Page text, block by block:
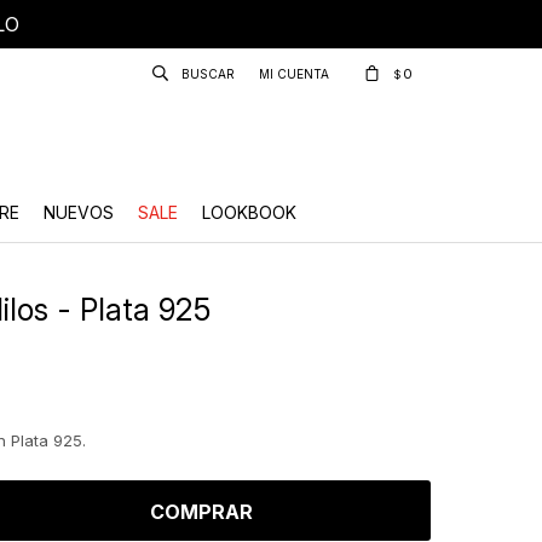
NUEVOS SALE LOOKBOOK
$ 0
- Plata 925
Plata 925.
COMPRAR